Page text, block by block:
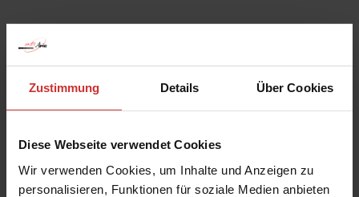
Zustimmung Details Über Cookies
Diese Webseite verwendet Cookies
Wir verwenden Cookies, um Inhalte und Anzeigen zu
personalisieren, Funktionen für soziale Medien anbieten
Bildergalerie überspringen